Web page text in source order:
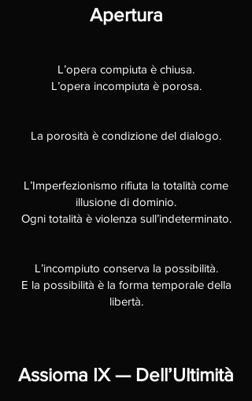
Apertura
L’opera compiuta è chiusa.
L’opera incompiuta è porosa.
La porosità è condizione del dialogo.
L’Imperfezionismo rifiuta la totalità come
illusione di dominio.
Ogni totalità è violenza sull’indeterminato.
L’incompiuto conserva la possibilità.
E la possibilità è la forma temporale della
libertà.
Assioma IX — Dell’Ultimità